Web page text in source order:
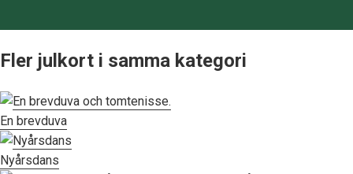
Fler julkort i samma kategori
En brevduva
Nyårsdans